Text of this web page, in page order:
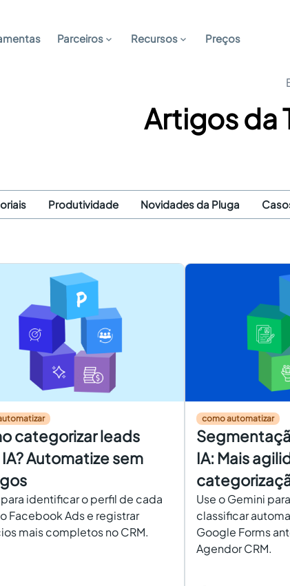
Parceiros Recursos Preços
Artigos da
Produtividade Novidades da Pluga
categorizar leads
Automatize sem
para identificar o perfil de cada
Facebook Ads e registrar
mais completos no CRM.
como automatizar
IA: Mais
Use o Gemini
classificar
Google Forms
Agendor CRM.